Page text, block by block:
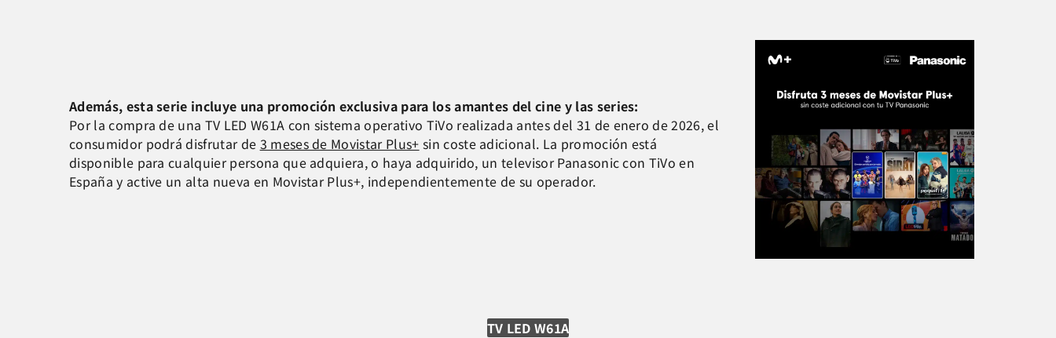
Además, esta serie incluye una promoción exclusiva para los amantes del cine y las series:
Por la compra de una TV LED W61A con sistema operativo TiVo realizada antes del 31 de enero de 2026, el
consumidor podrá disfrutar de 3 meses de Movistar Plus+ sin coste adicional. La promoción está
disponible para cualquier persona que adquiera, o haya adquirido, un televisor Panasonic con TiVo en
España y active un alta nueva en Movistar Plus+, independientemente de su operador.
TV LED W61A